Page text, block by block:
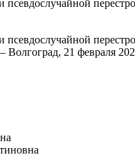
псевдослучайной
Волгоград, 21 февраля